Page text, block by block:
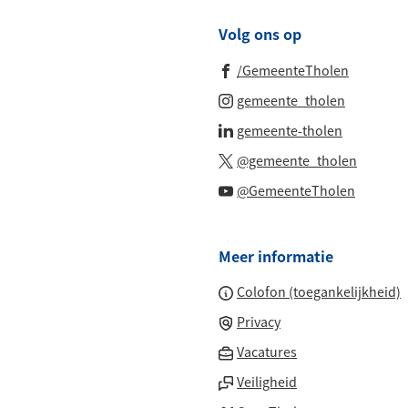
Volg ons op
/GemeenteTholen
website)
gemeente_tholen
externe
website)
gemeente-tholen
een
externe
@gemeente_tholen
@GemeenteTholen
Meer informatie
Colofon (toegankelijkheid)
Privacy
Vacatures
een
Veiligheid